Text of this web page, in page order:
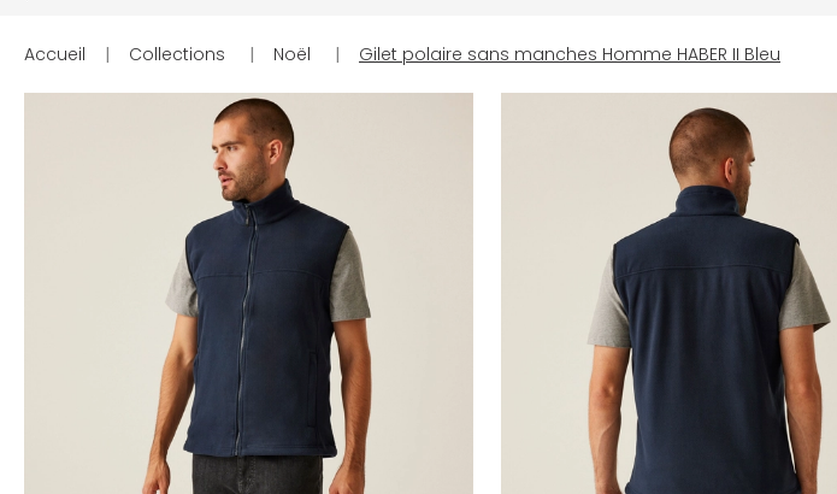
Accueil | Collections | Noël | Gilet polaire sans manches Homme HABER II Bleu